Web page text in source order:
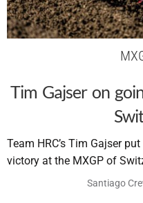
Tim Gajser on
Team HRC’s Tim Gajser
victory at the MXGP of
Santiago